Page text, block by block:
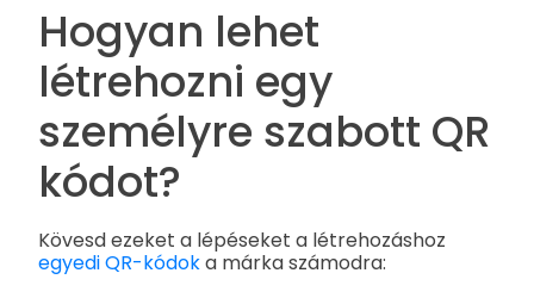
Hogyan lehet
létrehozni egy
személyre szabott QR
kódot?
Kövesd ezeket a lépéseket a létrehozáshoz
egyedi QR-kódoka márka számodra: